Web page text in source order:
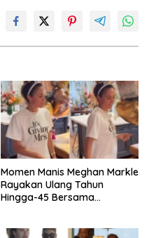
Momen Manis Meghan Markle
Rayakan Ulang Tahun
Hingga-45 Bersama